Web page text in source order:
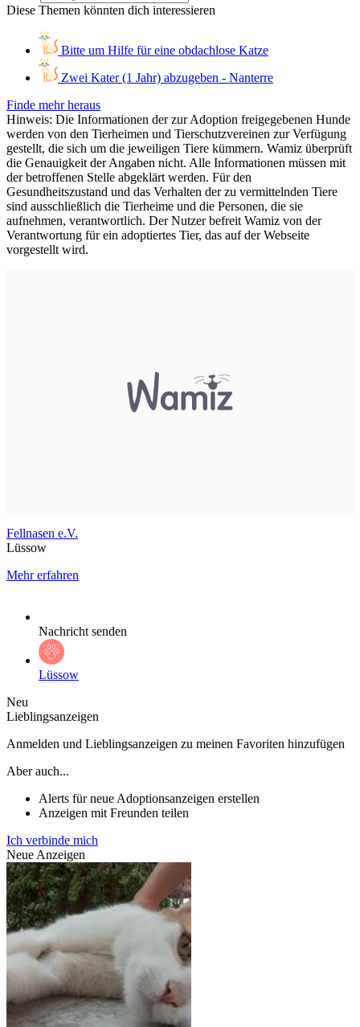
Diese Themen könnten dich interessieren
Bitte um Hilfe für eine obdachlose Katze
Zwei Kater (1 Jahr) abzugeben - Nanterre
Finde mehr heraus
Hinweis: Die Informationen der zur Adoption freigegebenen Hunde
werden von den Tierheimen und Tierschutzvereinen zur Verfügung
gestellt, die sich um die jeweiligen Tiere kümmern. Wamiz überprüft
die Genauigkeit der Angaben nicht. Alle Informationen müssen mit
der betroffenen Stelle abgeklärt werden. Für den
Gesundheitszustand und das Verhalten der zu vermittelnden Tiere
sind ausschließlich die Tierheime und die Personen, die sie
aufnehmen, verantwortlich. Der Nutzer befreit Wamiz von der
Verantwortung für ein adoptiertes Tier, das auf der Webseite
vorgestellt wird.
Fellnasen e.V.
Lüssow
Mehr erfahren
Nachricht senden
Lüssow
Neu
Lieblingsanzeigen
Anmelden und Lieblingsanzeigen zu meinen Favoriten hinzufügen
Aber auch...
Alerts für neue Adoptionsanzeigen erstellen
Anzeigen mit Freunden teilen
Ich verbinde mich
Neue Anzeigen